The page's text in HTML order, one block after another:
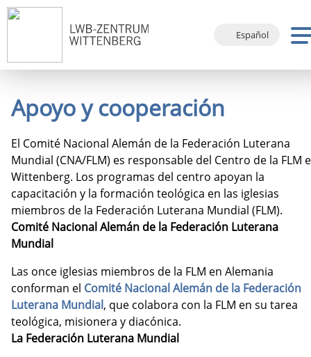
Español
Apoyo y cooperación
El Comité Nacional Alemán de la Federación Luterana
Mundial (CNA/FLM) es responsable del Centro de la FLM
Wittenberg. Los programas del centro apoyan la
capacitación y la formación teológica en las iglesias
miembros de la Federación Luterana Mundial (FLM).
Comité Nacional Alemán de la Federación Luterana
Mundial
Las once iglesias miembros de la FLM en Alemania
conforman el Comité Nacional Alemán de la Federación
Luterana Mundial, que colabora con la FLM en su tarea
teológica, misionera y diacónica.
La Federación Luterana Mundial